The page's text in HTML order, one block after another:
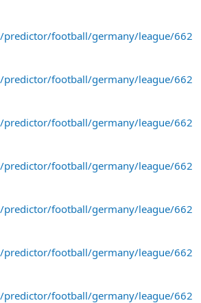
football/germany/league/662
football/germany/league/662
football/germany/league/662
football/germany/league/662
football/germany/league/662
football/germany/league/662
football/germany/league/662